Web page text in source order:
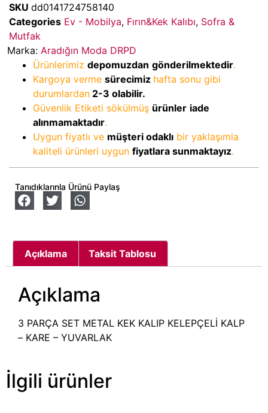
SKU dd0141724758140
Categories Ev - Mobilya, Fırın&Kek Kalıbı, Sofra &
Mutfak
Marka: Aradığın Moda DRPD
Ürünlerimiz depomuzdan gönderilmektedir.
Kargoya verme sürecimiz hafta sonu gibi
durumlardan 2-3 olabilir.
Güvenlik Etiketi sökülmüş ürünler iade
alınmamaktadır.
Uygun fiyatlı ve müşteri odaklı bir yaklaşımla
kaliteli ürünleri uygun fiyatlara sunmaktayız.
Tanıdıklarınla Ürünü Paylaş
Açıklama Taksit Tablosu
Açıklama
3 PARÇA SET METAL KEK KALIP KELEPÇELİ KALP
– KARE – YUVARLAK
İlgili ürünler